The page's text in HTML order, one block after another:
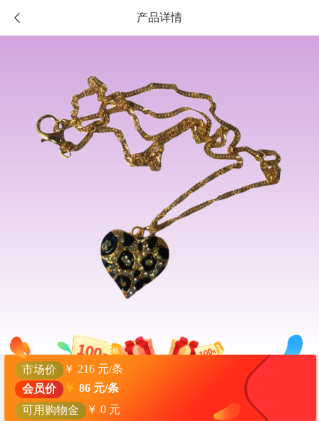
 产品详情
市场价 ￥ 216 元/条
会员价
￥ 86 元/条
可用购物金
￥ 0 元